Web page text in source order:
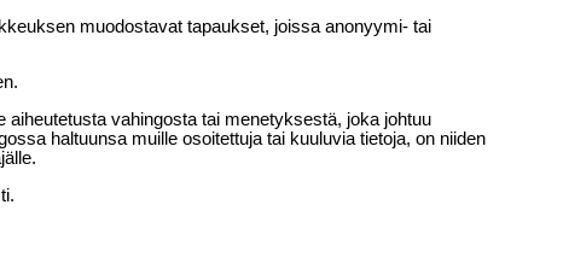
muodostavat tapaukset, joissa anonyymi- tai
vahingosta tai menetyksestä, joka johtuu
haltuunsa muille osoitettuja tai kuuluvia tietoja, on niiden